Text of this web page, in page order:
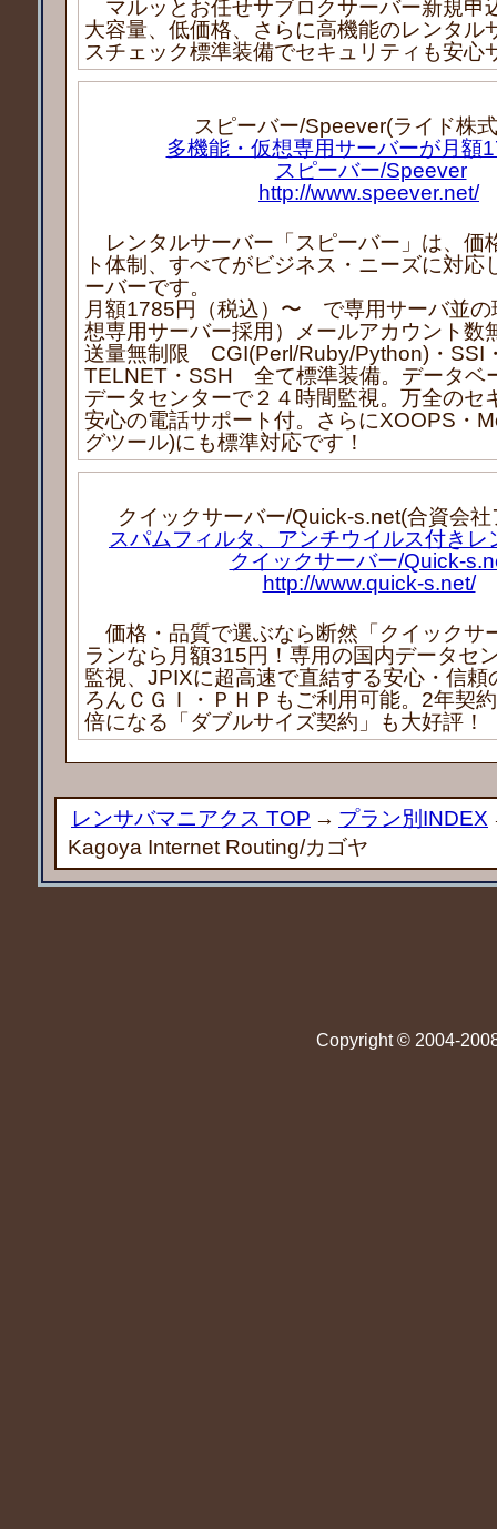
マルッとお任せサブロクサーバー新規申
大容量、低価格、さらに高機能のレンタル
スチェック標準装備でセキュリティも安心
スピーバー/Speever(ライド株
多機能・仮想専用サーバーが月額
スピーバー/Speever
http://www.speever.net/
レンタルサーバー「スピーバー」は、価
ト体制、すべてがビジネス・ニーズに対応
ーバーです。
月額1785円（税込）〜 で専用サーバ並の
想専用サーバー採用）メールアカウント数
送量無制限 CGI(Perl/Ruby/Python)・SSI
TELNET・SSH 全て標準装備。データベ
データセンターで２４時間監視。万全のセ
安心の電話サポート付。さらにXOOPS・
グツール)にも標準対応です！
クイックサーバー/Quick-s.net(合資会
スパムフィルタ、アンチウイルス付きレ
クイックサーバー/Quick-
http://www.quick-s.net/
価格・品質で選ぶなら断然「クイックサ
ランなら月額315円！専用の国内データセ
監視、JPIXに超高速で直結する安心・信頼
ろんＣＧＩ・ＰＨＰもご利用可能。2年契
倍になる「ダブルサイズ契約」も大好評！
レンサバマニアクス TOP → プラン別INDEX
Kagoya Internet Routing/カゴヤ
Copyright © 2004-